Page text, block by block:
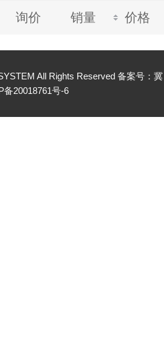
询价 销量 价格
All Rights Reserved 备案号： 冀
备20018761号-6